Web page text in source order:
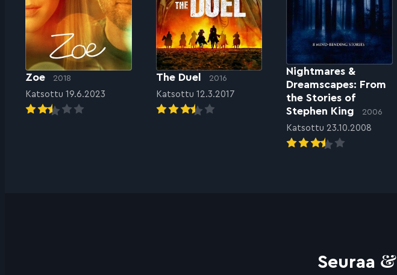
Zoe 2018
Katsottu 19.6.2023
The Duel 2016
Katsottu 12.3.2017
Nightmares &
Dreamscapes: From
the Stories of
Stephen King
2006
Katsottu 23.10.2008
Seuraa &